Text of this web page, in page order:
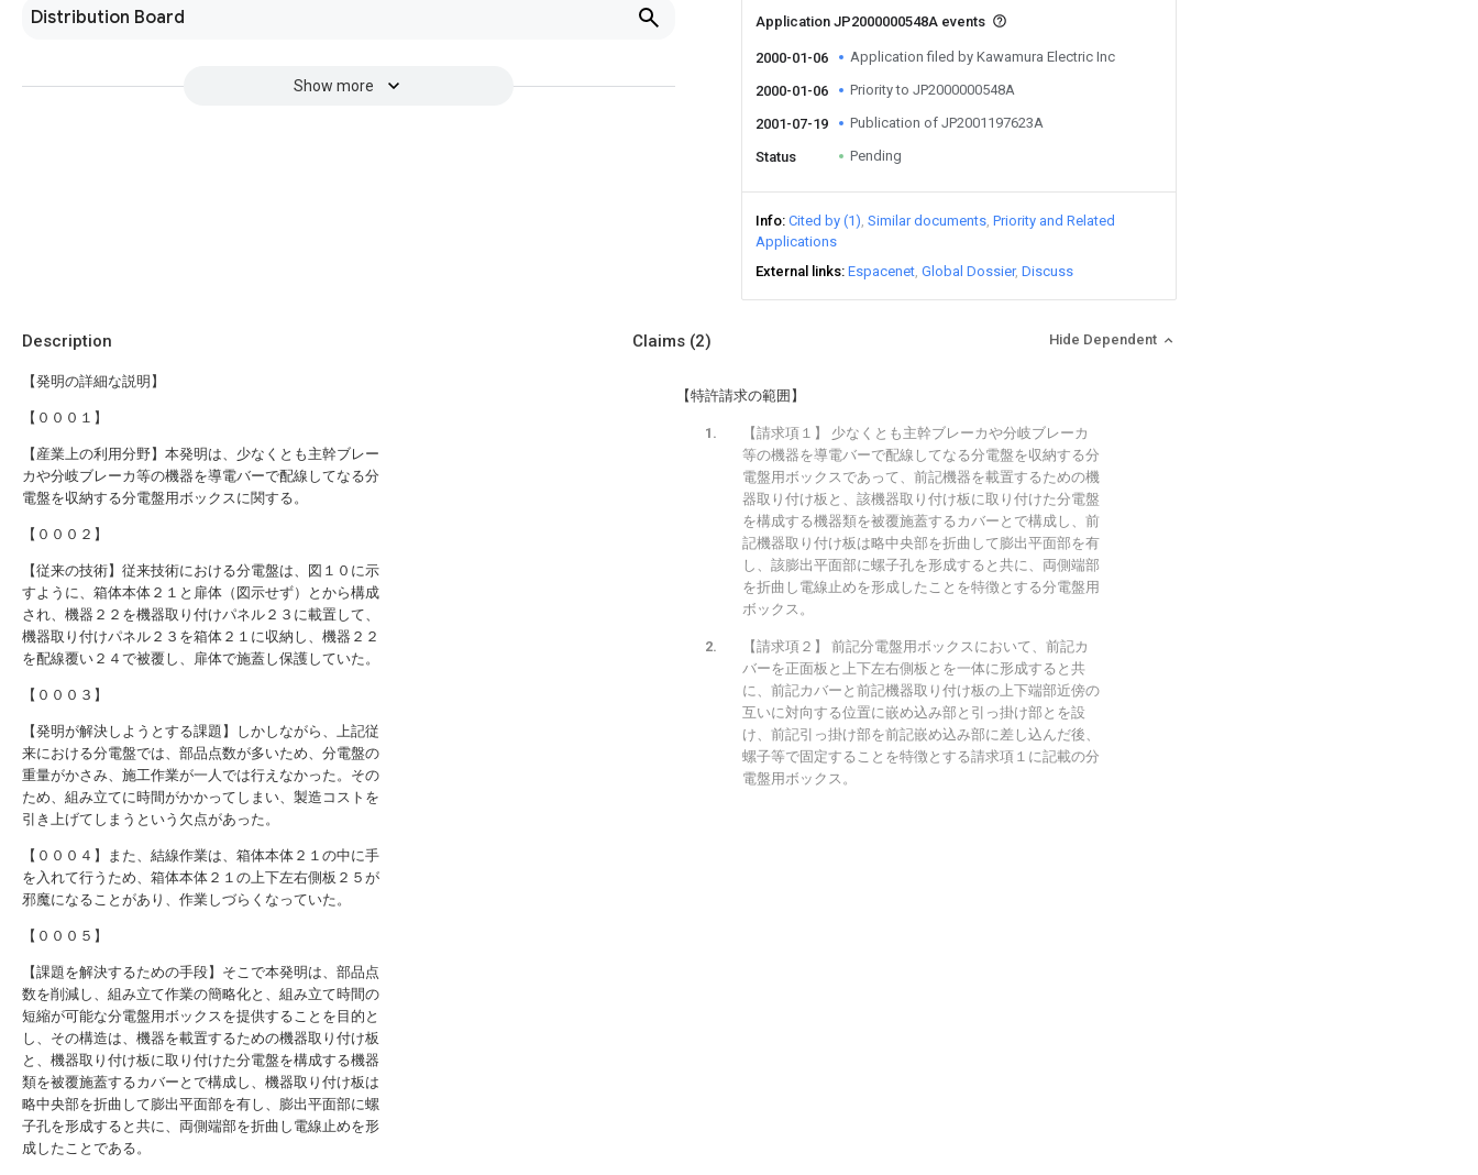
Distribution Board
Show more
Application JP2000000548A events
2000-01-06 Application filed by Kawamura Electric Inc
2000-01-06 Priority to JP2000000548A
2001-07-19 Publication of JP2001197623A
Status Pending
Info Cited by (1) Similar documents Priority and Related
Applications
External links Espacenet Global Dossier Discuss
Description
【発明の詳細な説明】
【０００１】
【産業上の利用分野】本発明は、少なくとも主幹ブレー
カや分岐ブレーカ等の機器を導電バーで配線してなる分
電盤を収納する分電盤用ボックスに関する。
【０００２】
【従来の技術】従来技術における分電盤は、図１０に示
すように、箱体本体２１と扉体（図示せず）とから構成
され、機器２２を機器取り付けパネル２３に載置して、
機器取り付けパネル２３を箱体２１に収納し、機器２２
を配線覆い２４で被覆し、扉体で施蓋し保護していた。
【０００３】
【発明が解決しようとする課題】しかしながら、上記従
来における分電盤では、部品点数が多いため、分電盤の
重量がかさみ、施工作業が一人では行えなかった。その
ため、組み立てに時間がかかってしまい、製造コストを
引き上げてしまうという欠点があった。
【０００４】また、結線作業は、箱体本体２１の中に手
を入れて行うため、箱体本体２１の上下左右側板２５が
邪魔になることがあり、作業しづらくなっていた。
【０００５】
【課題を解決するための手段】そこで本発明は、部品点
数を削減し、組み立て作業の簡略化と、組み立て時間の
短縮が可能な分電盤用ボックスを提供することを目的と
し、その構造は、機器を載置するための機器取り付け板
と、機器取り付け板に取り付けた分電盤を構成する機器
類を被覆施蓋するカバーとで構成し、機器取り付け板は
略中央部を折曲して膨出平面部を有し、膨出平面部に螺
子孔を形成すると共に、両側端部を折曲し電線止めを形
成したことである。
Claims (2) Hide Dependent
【特許請求の範囲】
【請求項１】 少なくとも主幹ブレーカや分岐ブレーカ
等の機器を導電バーで配線してなる分電盤を収納する分
電盤用ボックスであって、前記機器を載置するための機
器取り付け板と、該機器取り付け板に取り付けた分電盤
を構成する機器類を被覆施蓋するカバーとで構成し、前
記機器取り付け板は略中央部を折曲して膨出平面部を有
し、該膨出平面部に螺子孔を形成すると共に、両側端部
を折曲し電線止めを形成したことを特徴とする分電盤用
ボックス。
【請求項２】 前記分電盤用ボックスにおいて、前記カ
バーを正面板と上下左右側板とを一体に形成すると共
に、前記カバーと前記機器取り付け板の上下端部近傍の
互いに対向する位置に嵌め込み部と引っ掛け部とを設
け、前記引っ掛け部を前記嵌め込み部に差し込んだ後、
螺子等で固定することを特徴とする請求項１に記載の分
電盤用ボックス。